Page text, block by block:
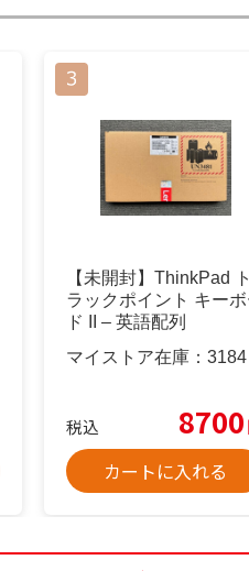
【未開封】ThinkPad ト
ラックポイント キー
ド II – 英語配列
マイストア在庫： 3184
税込 8700
カートに入れる